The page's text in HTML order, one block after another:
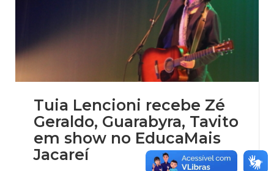
Tuia Lencioni recebe Zé
Geraldo, Guarabyra, Tavito
em show no EducaMais
Jacareí